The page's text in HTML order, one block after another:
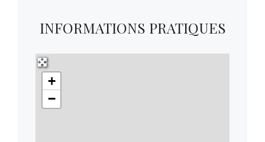
INFORMATIONS PRATIQUES
+
−